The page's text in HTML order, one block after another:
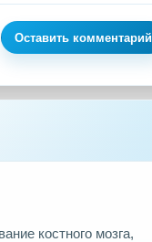
Оставить комментарий
костного мозга,